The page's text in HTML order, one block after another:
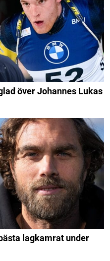
över Johannes Lukas
lagkamrat under